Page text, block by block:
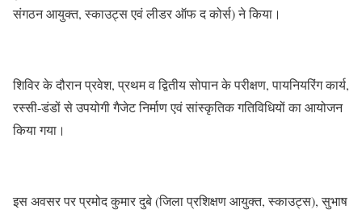
संगठन आयुक्त, स्काउट्स एवं लीडर ऑफ द कोर्स) ने किया।
शिविर के दौरान प्रवेश, प्रथम व द्वितीय सोपान के परीक्षण, पायनियरिंग कार्य,
रस्सी-डंडों से उपयोगी गैजेट निर्माण एवं सांस्कृतिक गतिविधियों का आयोजन
किया गया।
इस अवसर पर प्रमोद कुमार दुबे (जिला प्रशिक्षण आयुक्त, स्काउट्स), सुभाष